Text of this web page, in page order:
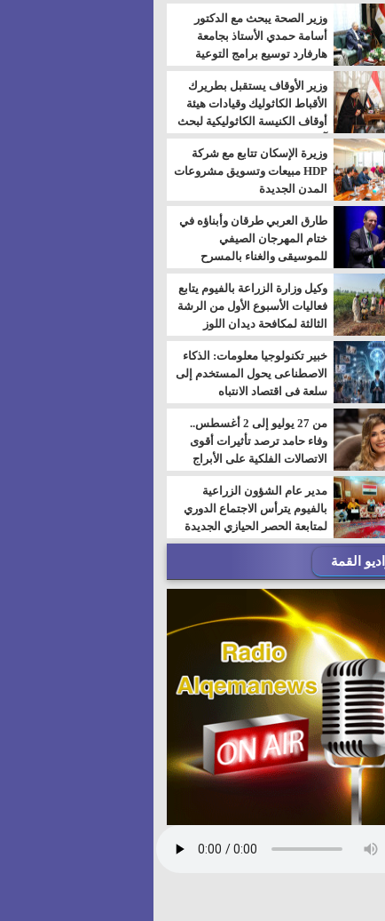
بالسويس
وزير الصحة يبحث مع الدكتور
أسامة حمدي الأستاذ بجامعة
هارفارد توسيع برامج التوعية
بمرض السكري
وزير الأوقاف يستقبل بطريرك
الأقباط الكاثوليك وقيادات هيئة
أوقاف الكنيسة الكاثوليكية لبحث
آفاق التعاون المشترك
وزيرة الإسكان تتابع مع شركة
HDP مبيعات وتسويق مشروعات
المدن الجديدة
طارق العربي طرقان وأبناؤه في
ختام المهرجان الصيفي
للموسيقى والغناء بالمسرح
المكشوف
وكيل وزارة الزراعة بالفيوم يتابع
فعاليات الأسبوع الأول من الرشة
الثالثة لمكافحة ديدان اللوز
للقطن
خبير تكنولوجيا معلومات: الذكاء
الاصطناعى يحول المستخدم إلى
سلعة فى اقتصاد الانتباه
من 27 يوليو إلى 2 أغسطس..
وفاء حامد ترصد تأثيرات أقوى
الاتصالات الفلكية على الأبراج
مدير عام الشؤون الزراعية
بالفيوم يترأس الاجتماع الدوري
لمتابعة الحصر الحيازي الجديدة
القمة